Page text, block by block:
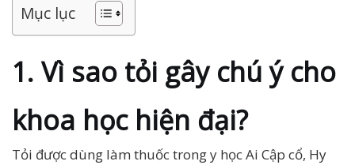
Mục lục
1. Vì sao tỏi gây chú ý cho
khoa học hiện đại?
Tỏi được dùng làm thuốc trong y học Ai Cập cổ, Hy